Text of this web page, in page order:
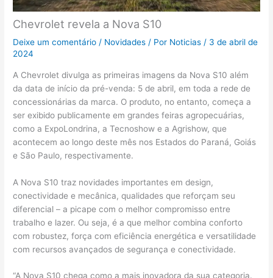
Chevrolet revela a Nova S10
Deixe um comentário / Novidades / Por Noticias / 3 de abril de
2024
A Chevrolet divulga as primeiras imagens da Nova S10 além
da data de início da pré-venda: 5 de abril, em toda a rede de
concessionárias da marca. O produto, no entanto, começa a
ser exibido publicamente em grandes feiras agropecuárias,
como a ExpoLondrina, a Tecnoshow e a Agrishow, que
acontecem ao longo deste mês nos Estados do Paraná, Goiás
e São Paulo, respectivamente.
A Nova S10 traz novidades importantes em design,
conectividade e mecânica, qualidades que reforçam seu
diferencial – a picape com o melhor compromisso entre
trabalho e lazer. Ou seja, é a que melhor combina conforto
com robustez, força com eficiência energética e versatilidade
com recursos avançados de segurança e conectividade.
“A Nova S10 chega como a mais inovadora da sua categoria.